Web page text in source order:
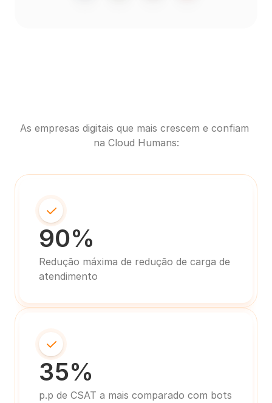
As empresas digitais que mais crescem e confiam
na Cloud Humans:
90%
Redução máxima de redução de carga de
atendimento
35%
p.p de CSAT a mais comparado com bots